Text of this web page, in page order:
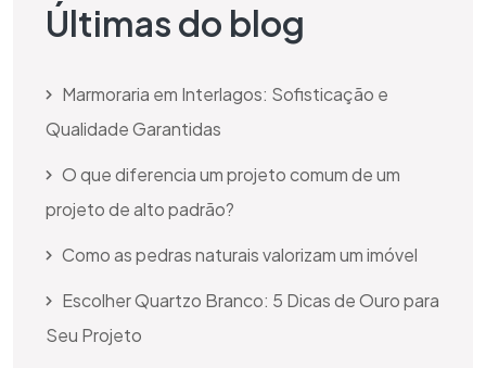
Últimas do blog
Marmoraria em Interlagos: Sofisticação e
Qualidade Garantidas
O que diferencia um projeto comum de um
projeto de alto padrão?
Como as pedras naturais valorizam um imóvel
Escolher Quartzo Branco: 5 Dicas de Ouro para
Seu Projeto